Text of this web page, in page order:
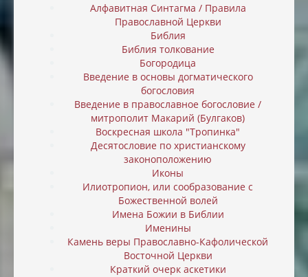
Алфавитная Синтагма / Правила
Православной Церкви
Библия
Библия толкование
Богородица
Введение в основы догматического
богословия
Введение в православное богословие /
митрополит Макарий (Булгаков)
Воскресная школа "Тропинка"
Десятословие по христианскому
законоположению
Иконы
Илиотропион, или cообразование с
Божественной волей
Имена Божии в Библии
Именины
Камень веры Православно-Кафолической
Восточной Церкви
Краткий очерк аскетики